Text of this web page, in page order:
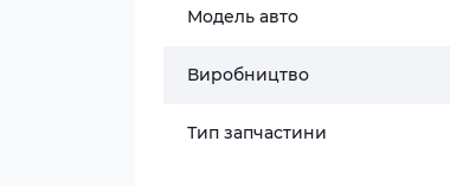
Модель авто
Виробництво
Тип запчастини